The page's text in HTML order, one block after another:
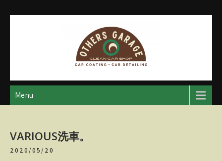
アザースガレージ
【神奈川・厚木・愛川】カーメンテナンス
Menu
VARIOUS洗車。
2020/05/20